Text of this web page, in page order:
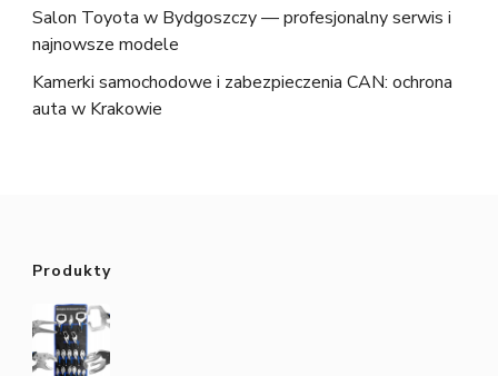
Salon Toyota w Bydgoszczy — profesjonalny serwis i
najnowsze modele
Kamerki samochodowe i zabezpieczenia CAN: ochrona
auta w Krakowie
Produkty